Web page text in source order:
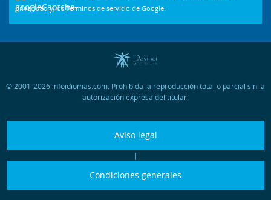
privacidady losTérminos de servicio de Google.
© 2001-2026 infoidiomas.com. Prohibida la reproducción total o parcial sin la
autorización expresa del titular.
Aviso legal
|
Condiciones generales